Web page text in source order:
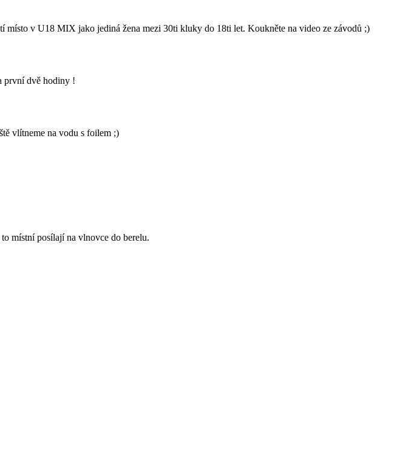
v U18 MIX jako jediná žena mezi 30ti kluky do 18ti let. Koukněte na video ze závodů ;)
první dvě hodiny !
vlítneme na vodu s foilem ;)
místní posílají na vlnovce do berelu.